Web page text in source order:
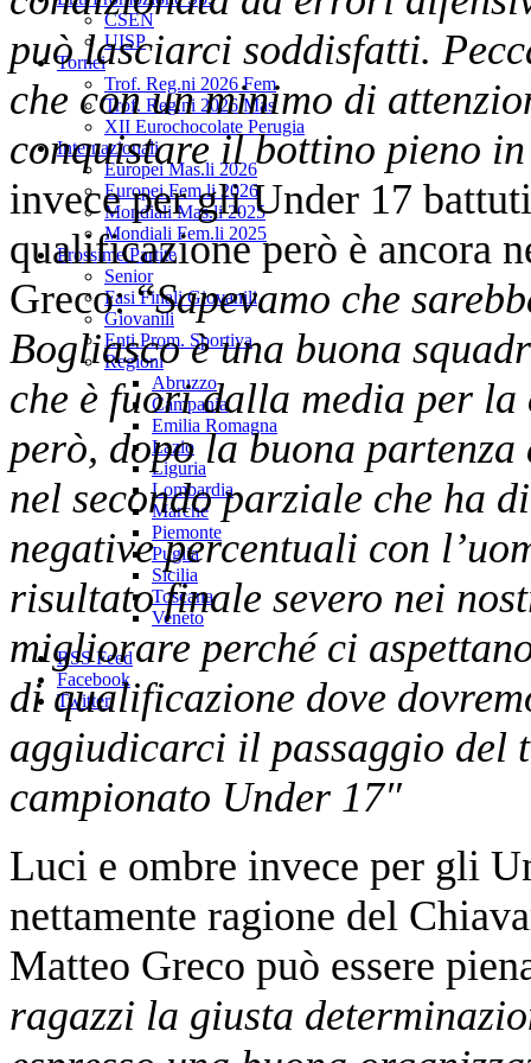
CSEN
UISP
Tornei
Trof. Reg.ni 2026 Fem
Trof. Reg.ni 2026 Mas
XII Eurochocolate Perugia
Internazionali
Europei Mas.li 2026
Europei Fem.li 2026
Mondiali Mas.li 2025
Mondiali Fem.li 2025
Prossime Partite
Senior
Fasi Finali Giovanili
Giovanili
Enti Prom. Sportiva
Regioni
Abruzzo
Campania
Emilia Romagna
Lazio
Liguria
Lombardia
Marche
Piemonte
Puglia
Sicilia
Toscana
Veneto
RSS Feed
Facebook
Twitter
può lasciarci soddisfatti.
che con un minimo di
conquistare il bottino pieno
invece per gli Under 17
qualificazione però è ancora
Greco: “Sapevamo che
Bogliasco è una buona
che è fuori dalla media per
però, dopo la buona
nel secondo parziale che ha
negative percentuali con
risultato finale severo nei
migliorare perché ci
di qualificazione dove
aggiudicarci il passaggio del
campionato Under 17″
Luci e ombre invece per gli
nettamente ragione del
Matteo Greco può essere
ragazzi la giusta